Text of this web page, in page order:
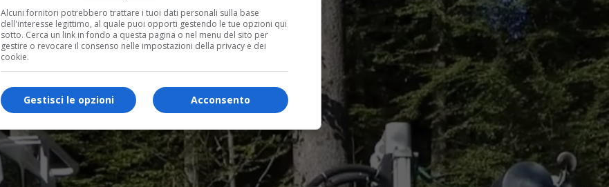
Alcuni fornitori potrebbero trattare i tuoi dati personali sulla base
dell'interesse legittimo, al quale puoi opporti gestendo le tue opzioni qui
sotto. Cerca un link in fondo a questa pagina o nel menu del sito per
gestire o revocare il consenso nelle impostazioni della privacy e dei
cookie.
Acconsento
Gestisci le opzioni